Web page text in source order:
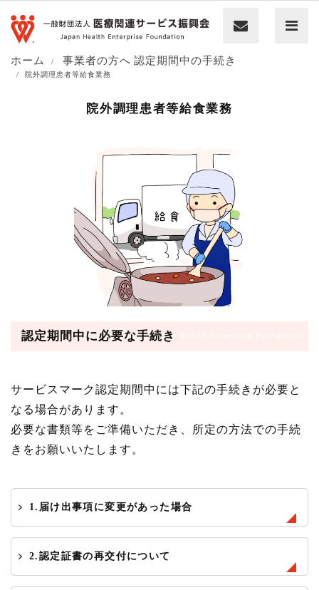
ホーム 事業者の方へ 認定期間中の手続き
院外調理患者等給食業務
院外調理患者等給食業務
認定期間中に必要な手続き
サービスマーク認定期間中には下記の手続きが必要と
なる場合があります。
必要な書類等をご準備いただき、所定の方法での手続
きをお願いいたします。
1.届け出事項に変更があった場合
2.認定証書の再交付について